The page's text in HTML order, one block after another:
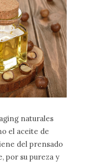
naturales
el aceite de
del prensado
por su pureza y